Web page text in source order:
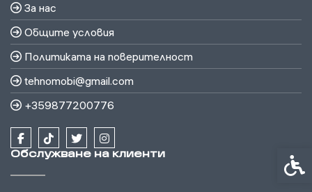
За нас
Общите условия
Политиката на поверителност
tehnomobi@gmail.com
+359877200776
Обслужване на клиенти